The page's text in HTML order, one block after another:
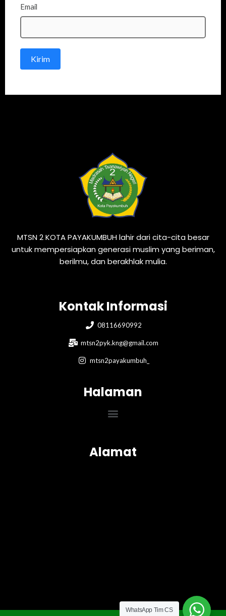
Email
Kirim
MTSN 2 KOTA PAYAKUMBUH lahir dari cita-cita besar
untuk mempersiapkan generasi muslim yang beriman,
berilmu, dan berakhlak mulia.
Kontak Informasi
08116690992
mtsn2pyk.kng@gmail.com
mtsn2payakumbuh_
Halaman
Menu
Alamat
WhatsApp Tim CS